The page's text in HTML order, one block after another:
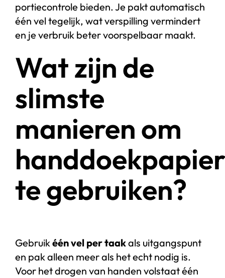
portiecontrole bieden. Je pakt automatisch
één vel tegelijk, wat verspilling vermindert
en je verbruik beter voorspelbaar maakt.
Wat zijn de
slimste
manieren om
handdoekpapier
te gebruiken?
Gebruikéén vel per taakals uitgangspunt
en pak alleen meer als het echt nodig is.
Voor het drogen van handen volstaat één